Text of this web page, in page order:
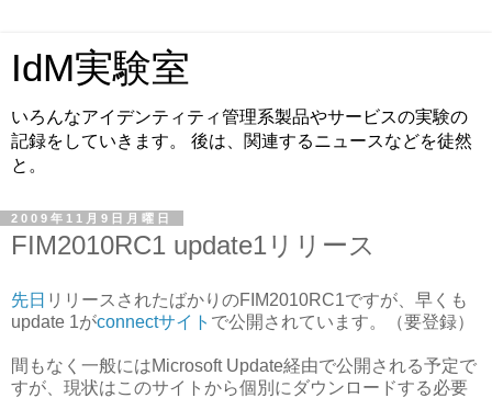
IdM実験室
いろんなアイデンティティ管理系製品やサービスの実験の
記録をしていきます。 後は、関連するニュースなどを徒然
と。
2009年11月9日月曜日
FIM2010RC1 update1リリース
先日 リリースされたばかりのFIM2010RC1ですが、早くも
update 1がconnectサイト で公開されています。（要登録）
間もなく一般にはMicrosoft Update経由で公開される予定で
すが、現状はこのサイトから個別にダウンロードする必要